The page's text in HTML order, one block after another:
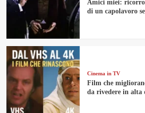
Amici miei:
di un capolavoro
Cinema in TV
Film che
da rivedere in alta